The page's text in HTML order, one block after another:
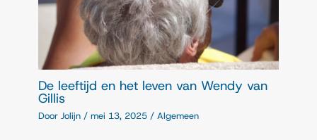
De leeftijd en het leven van Wendy van
Gillis
Door Jolijn /mei 13, 2025 /Algemeen